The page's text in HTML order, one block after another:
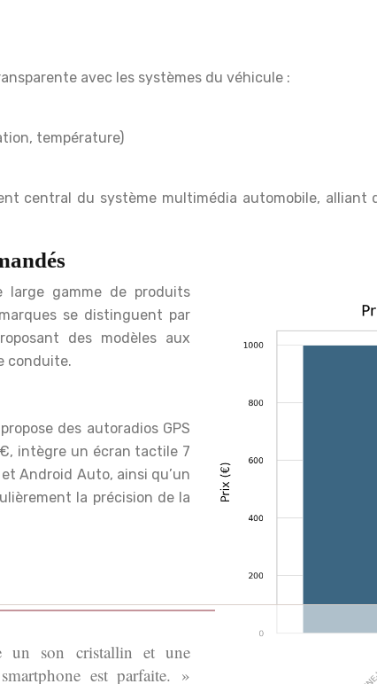
avec les systèmes du véhicule :
température)
central du système multimédia automobile,
large gamme de produits
se distinguent par
des modèles aux
conduite.
des autoradios GPS
€, intègre un écran tactile 7
Android Auto, ainsi qu’un
la précision de la
un son cristallin et une
est parfaite. »